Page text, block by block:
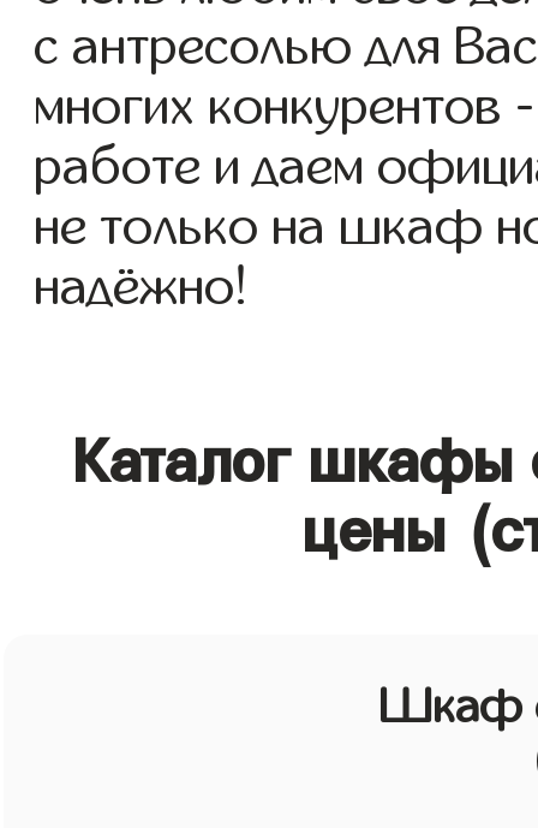
с антресолью для
многих конкурентов
работе и даем
не только на шкаф
надёжно!
Каталог шкафы
цены
Шкаф